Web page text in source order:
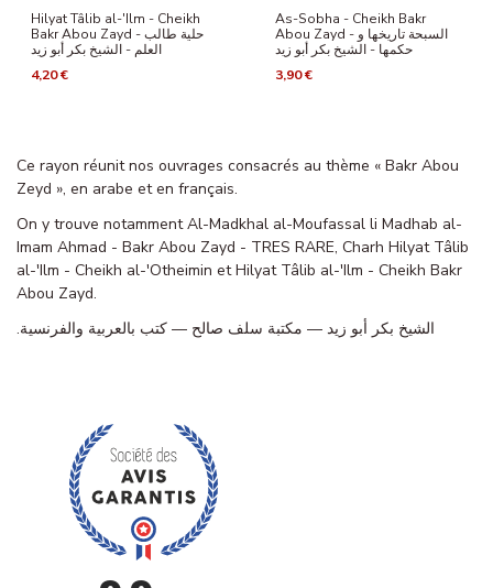
Hilyat Tâlib al-'Ilm - Cheikh
Bakr Abou Zayd - حلية طالب
العلم - الشيخ بكر أبو زيد
4,20 €
As-Sobha - Cheikh Bakr
Abou Zayd - السبحة تاريخها و
حكمها - الشيخ بكر أبو زيد
3,90 €
Ce rayon réunit nos ouvrages consacrés au thème « Bakr Abou
Zeyd », en arabe et en français.
On y trouve notamment Al-Madkhal al-Moufassal li Madhab al-
Imam Ahmad - Bakr Abou Zayd - TRES RARE, Charh Hilyat Tâlib
al-'Ilm - Cheikh al-'Otheimin et Hilyat Tâlib al-'Ilm - Cheikh Bakr
Abou Zayd.
الشيخ بكر أبو زيد — مكتبة سلف صالح — كتب بالعربية والفرنسية.